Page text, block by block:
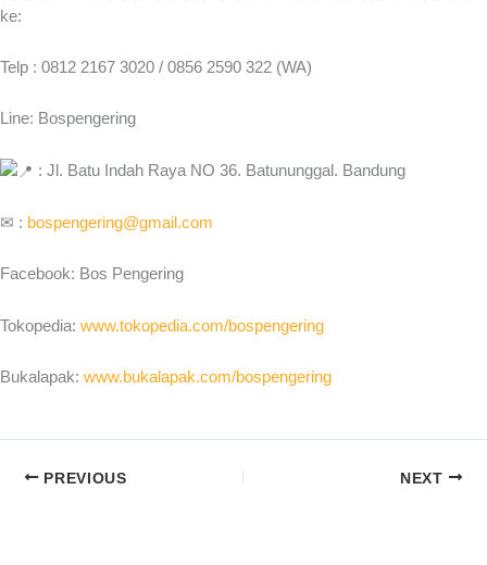
ke:
Telp : 0812 2167 3020 / 0856 2590 322 (WA)
Line: Bospengering
: Jl. Batu Indah Raya NO 36. Batununggal. Bandung
✉ : bospengering@gmail.com
Facebook: Bos Pengering
Tokopedia: www.tokopedia.com/bospengering
Bukalapak: www.bukalapak.com/bospengering
PREVIOUS NEXT